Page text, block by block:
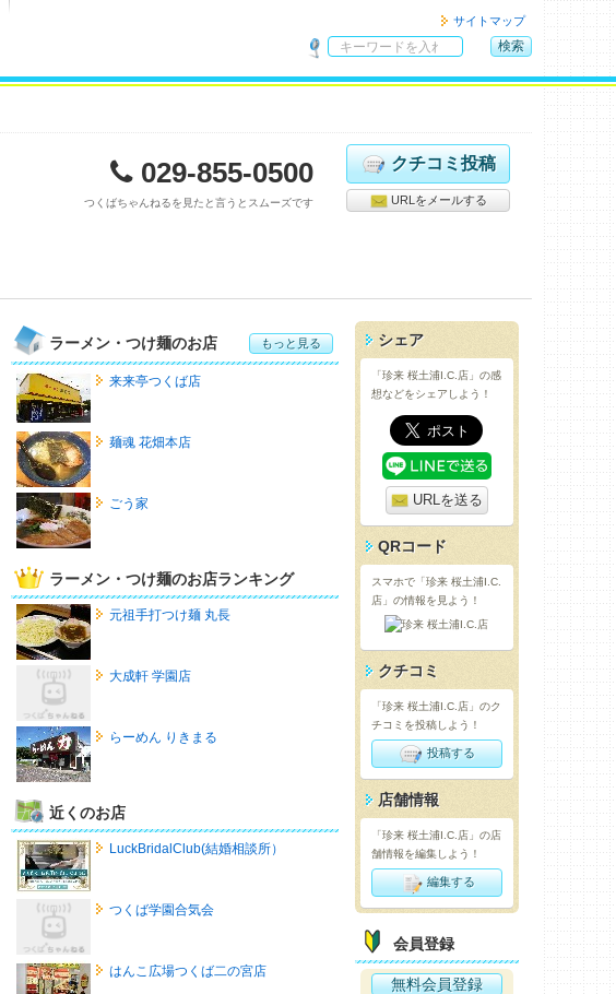
サイトマップ
内
索
検索
029-855-0500
つくばちゃんねるを見たと言うとスムーズです
クチコミ投稿
URLをメールする
ラーメン・つけ麺のお店 もっと見る
来来亭つくば店
麺魂 花畑本店
ごう家
ラーメン・つけ麺のお店ランキング
元祖手打つけ麺 丸長
大成軒 学園店
らーめん りきまる
近くのお店
LuckBridalClub(結婚相談所）
つくば学園合気会
はんこ広場つくば二の宮店
シェア
「珍来 桜土浦I.C.店」の感
想などをシェアしよう！
URLを送る
QRコード
スマホで「珍来 桜土浦I.C.
店」の情報を見よう！
クチコミ
「珍来 桜土浦I.C.店」のク
チコミを投稿しよう！
投稿する
店舗情報
「珍来 桜土浦I.C.店」の店
舗情報を編集しよう！
編集する
会員登録
無料会員登録